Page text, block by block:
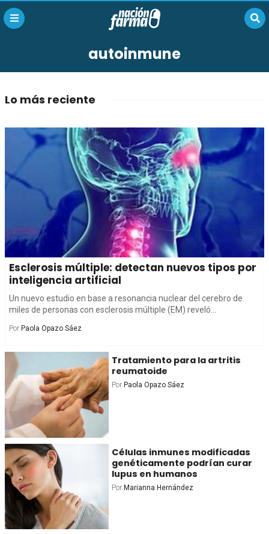
autoinmune
Lo más reciente
Esclerosis múltiple: detectan nuevos tipos por
inteligencia artificial
Un nuevo estudio en base a resonancia nuclear del cerebro de
miles de personas con esclerosis múltiple (EM) reveló...
Por Paola Opazo Sáez
Tratamiento para la artritis
reumatoide
Por Paola Opazo Sáez
Células inmunes modificadas
genéticamente podrían curar
lupus en humanos
Por Marianna Hernández